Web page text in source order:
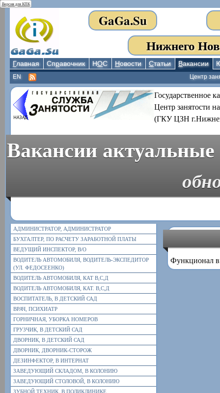
Версия для КПК
GaGa.Su
Нижнего
Главная Справочник НОС Новости Статьи Вакансии
Центр
EN
Государственное
Центр занятости
(ГКУ ЦЗН
Вакансии актуальные
АДМИНИСТРАТОР, АДМИНИСТРАТОР
БУХГАЛТЕР, ПО РАСЧЕТУ ЗАРАБОТНОЙ ПЛАТЫ
ВЕДУЩИЙ ИНСПЕКТОР, В/О
ВОДИТЕЛЬ АВТОМОБИЛЯ, ВОДИТЕЛЬ-ЭКСПЕДИТОР
(УЛ. ФЕДОСЕЕНКО)
ВОДИТЕЛЬ АВТОМОБИЛЯ, КАТ В,С,Д
ВОДИТЕЛЬ АВТОМОБИЛЯ, КАТ. В,С,Д
ВОСПИТАТЕЛЬ, В ДЕТСКИЙ САД
ВРАЧ, ПСИХИАТР
ГОРНИЧНАЯ, УБОРКА НОМЕРОВ
ГРУЗЧИК, В ДЕТСКИЙ САД
ДВОРНИК, В ДЕТСКИЙ САД
ДВОРНИК, ДВОРНИК-СТОРОЖ
ДЕЗИНФЕКТОР, В ИНТЕРНАТ
ЗАВЕДУЮЩИЙ СКЛАДОМ, В КОЛОНИЮ
ЗАВЕДУЮЩИЙ СТОЛОВОЙ, В КОЛОНИЮ
ЗУБНОЙ ТЕХНИК, В ПОЛИКЛИНИКЕ
Функционал